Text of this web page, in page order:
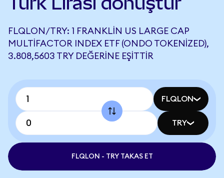
FLQLON/TRY: 1 FRANKLIN US LARGE CAP
MULTIFACTOR INDEX ETF (ONDO TOKENIZED),
3.808,5603 TRY DEĞERINE EŞITTIR
FLQLON
TRY
FLQLON - TRY TAKAS ET